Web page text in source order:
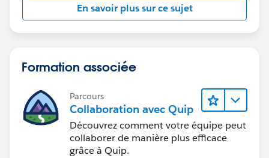
En savoir plus sur ce sujet
Formation associée
Parcours
Collaboration avec Quip
Découvrez comment votre équipe peut
collaborer de manière plus efficace
grâce à Quip.